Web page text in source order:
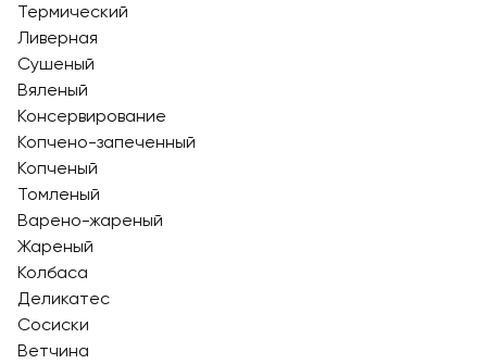
Термический
Ливерная
Сушеный
Вяленый
Консервирование
Копчено-запеченный
Копченый
Томленый
Варено-жареный
Жареный
Колбаса
Деликатес
Сосиски
Ветчина